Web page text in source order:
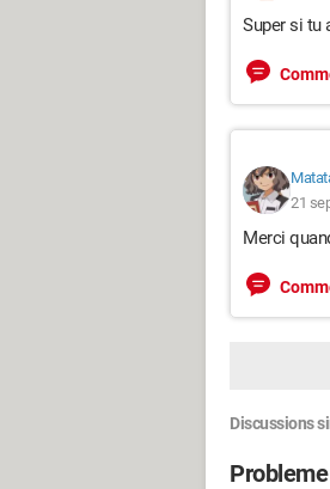
Super si tu
21
Merci
Discussions